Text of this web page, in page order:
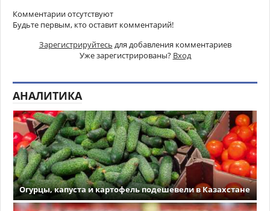
Комментарии отсутствуют
Будьте первым, кто оставит комментарий!
Зарегистрируйтесь для добавления комментариев
Уже зарегистрированы? Вход
АНАЛИТИКА
Огурцы, капуста и картофель подешевели в Казахстане